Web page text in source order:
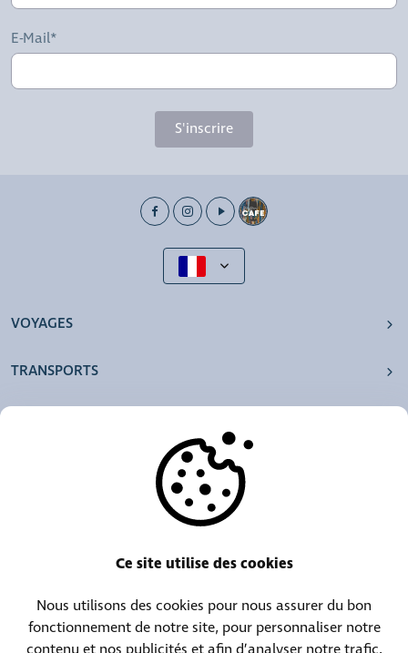
E-Mail*
S'inscrire
VOYAGES
TRANSPORTS
Centrale téléphonique :
(+352) 30 01 46-1
Contact objets trouvés :
(+352) 30 01 46 84
Ce site utilise des cookies
Nous utilisons des cookies pour nous assurer du bon
fonctionnement de notre site, pour personnaliser notre